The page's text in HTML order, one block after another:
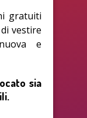
gratuiti
vestire
e
sia